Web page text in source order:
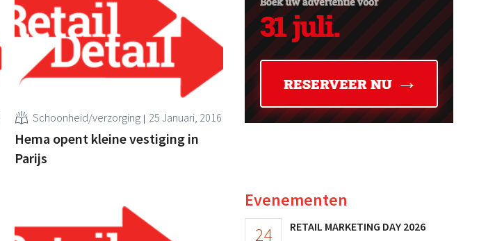
Schoonheid/verzorging 25 Januari, 2016
Hema opent kleine vestiging in
Parijs
Evenementen
24 RETAIL MARKETING DAY 2026